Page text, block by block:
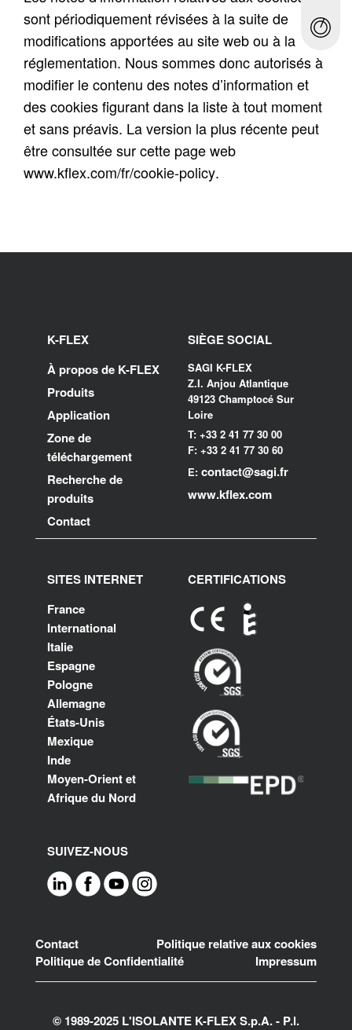
sont périodiquement révisées à la suite de
modifications apportées au site web ou à la
réglementation. Nous sommes donc autorisés à
modifier le contenu des notes d’information et
des cookies figurant dans la liste à tout moment
et sans préavis. La version la plus récente peut
être consultée sur cette page web
www.kflex.com/fr/cookie-policy.
K-FLEX
À propos de K-FLEX
Produits
Application
Zone de
téléchargement
Recherche de
produits
Contact
SIÈGE SOCIAL
SAGI K-FLEX
Z.I. Anjou Atlantique
49123 Champtocé Sur
Loire
T: +33 2 41 77 30 00
F: +33 2 41 77 30 60
E: contact@sagi.fr
www.kflex.com
SITES INTERNET
France
International
Italie
Espagne
Pologne
Allemagne
États-Unis
Mexique
Inde
Moyen-Orient et
Afrique du Nord
CERTIFICATIONS
SUIVEZ-NOUS
Footer
Contact
Politique relative aux cookies
Politique de Confidentialité
Impressum
© 1989-2025 L'ISOLANTE K-FLEX S.p.A. - P.l.